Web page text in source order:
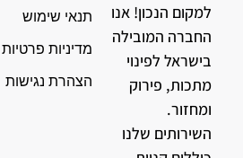
למקום הנכון! אנו
החברה המובילה
בישראל לפינוי
מתכות, פירוק
ומחזור.
השירותים שלנו
תנאי שימוש
מדיניות פרטיות
הצהרת נגישות